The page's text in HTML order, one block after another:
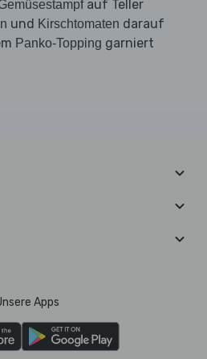
auf Teller
und Kirschtomaten darauf
Panko-Topping garniert
Apps